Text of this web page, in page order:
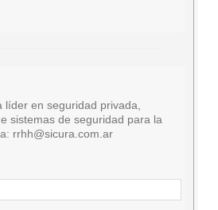
líder en seguridad privada,
sistemas de seguridad para la
rrhh@sicura.com.ar